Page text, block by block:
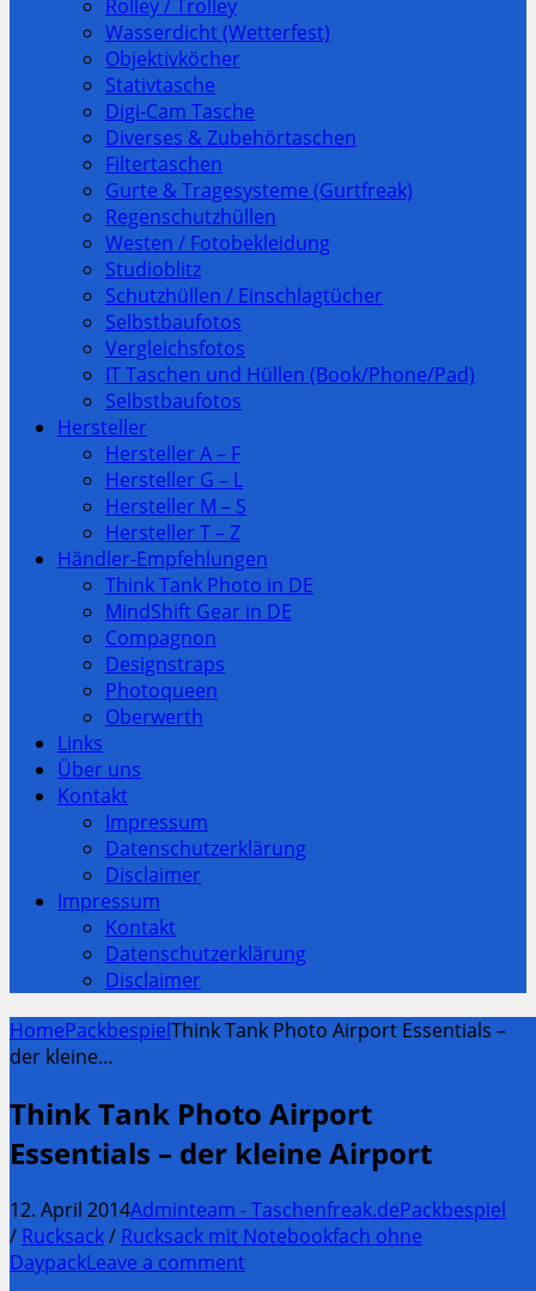
Rolley / Trolley
Wasserdicht (Wetterfest)
Objektivköcher
Stativtasche
Digi-Cam Tasche
Diverses & Zubehörtaschen
Filtertaschen
Gurte & Tragesysteme (Gurtfreak)
Regenschutzhüllen
Westen / Fotobekleidung
Studioblitz
Schutzhüllen / Einschlagtücher
Selbstbaufotos
Vergleichsfotos
IT Taschen und Hüllen (Book/Phone/Pad)
Selbstbaufotos
Hersteller
Hersteller A – F
Hersteller G – L
Hersteller M – S
Hersteller T – Z
Händler-Empfehlungen
Think Tank Photo in DE
MindShift Gear in DE
Compagnon
Designstraps
Photoqueen
Oberwerth
Links
Über uns
Kontakt
Impressum
Datenschutzerklärung
Disclaimer
Impressum
Kontakt
Datenschutzerklärung
Disclaimer
HomePackbespielThink Tank Photo Airport Essentials –
der kleine…
Think Tank Photo Airport
Essentials – der kleine Airport
12. April 2014Adminteam - Taschenfreak.dePackbespiel
/ Rucksack/ Rucksack mit Notebookfach ohne
DaypackLeave a comment